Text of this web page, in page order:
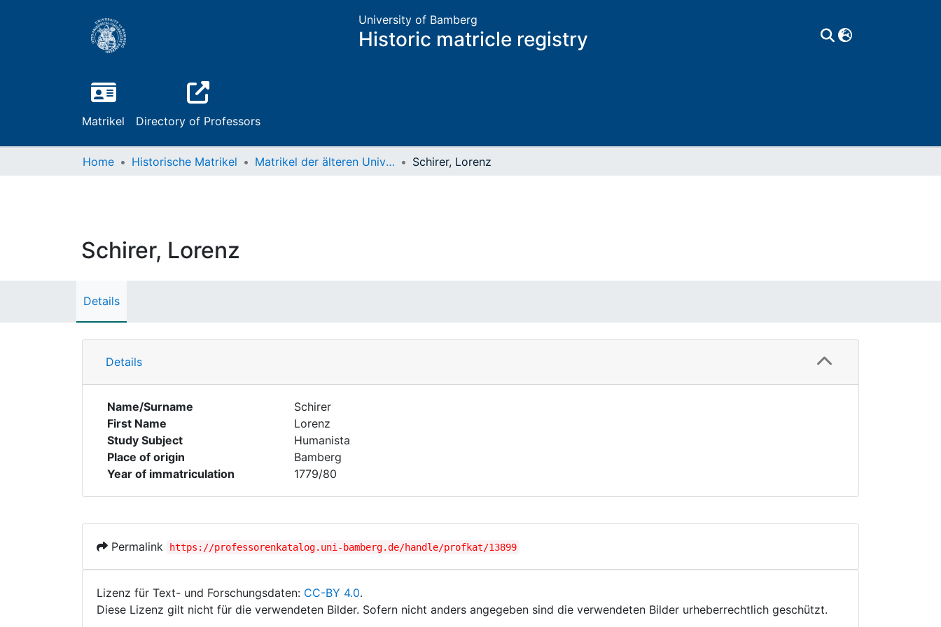
University of Bamberg
Historic matricle registry
Matrikel Directory of Professors
Home Historische Matrikel Matrikel der älteren Universität Schirer, Lorenz
Schirer, Lorenz
Details
Details
Name/Surname
Schirer
First Name
Lorenz
Study Subject
Humanista
Place of origin
Bamberg
Year of immatriculation
1779/80
Permalink https://professorenkatalog.uni-bamberg.de/handle/profkat/13899
Lizenz für Text- und Forschungsdaten: CC-BY 4.0.
Diese Lizenz gilt nicht für die verwendeten Bilder. Sofern nicht anders angegeben sind die verwendeten Bilder urheberrechtlich geschützt.